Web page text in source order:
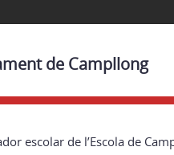
de Campllong
escolar de l’Escola de